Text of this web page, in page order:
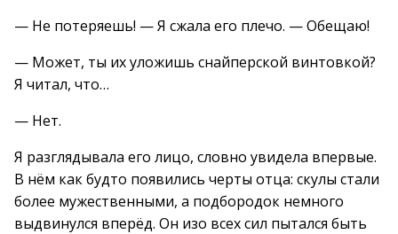
— Не потеряешь! — Я сжала его плечо. — Обещаю!
— Может, ты их уложишь снайперской винтовкой?
Я читал, что…
— Нет.
Я разглядывала его лицо, словно увидела впервые.
В нём как будто появились черты отца: скулы стали
более мужественными, а подбородок немного
выдвинулся вперёд. Он изо всех сил пытался быть